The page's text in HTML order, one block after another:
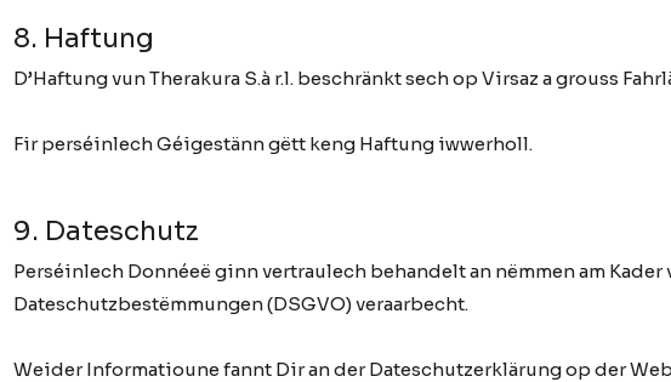
8. Haftung
D’Haftung vun Therakura S.à r.l. beschränkt sech op Virsaz a grouss
Fir perséinlech Géigestänn gëtt keng Haftung iwwerholl.
9. Dateschutz
Perséinlech Donnéeë ginn vertraulech behandelt an nëmmen am Kader
Dateschutzbestëmmungen (DSGVO) veraarbecht.
Weider Informatioune fannt Dir an der Dateschutzerklärung op der